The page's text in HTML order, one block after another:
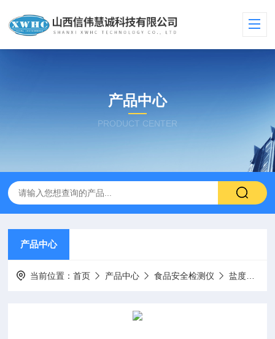
产品中心
PRODUCT CENTER
产品中心
当前位置：首页 产品中心 食品安全检测仪 盐度糖度折光仪